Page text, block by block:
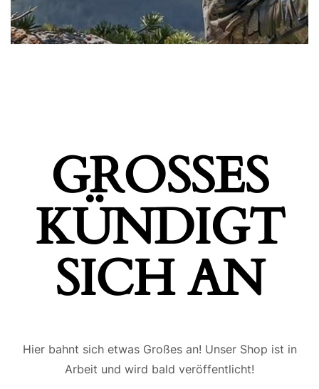
GROSSES K
ÜNDIGT S
ICH AN
Hier bahnt sich etwas Großes an! Unser Shop ist in
Arbeit und wird bald veröffentlicht!